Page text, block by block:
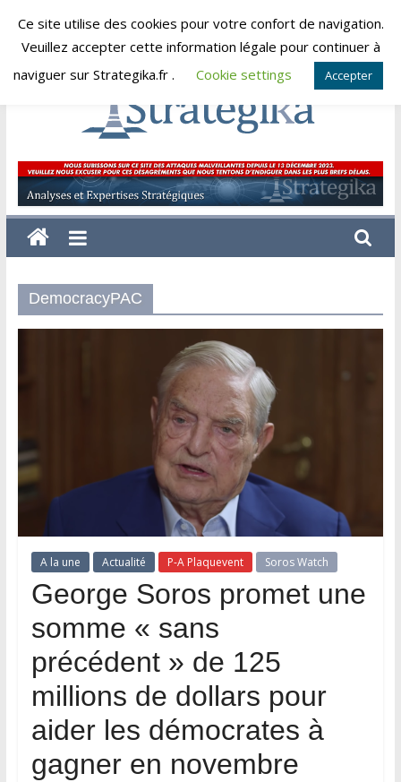
Skip
samedi, août 8, 2026
Strategika
Expertise
et
Analyses
DemocracyPAC
A la une Actualité P-A Plaquevent Soros Watch
George Soros promet une
somme « sans
précédent » de 125
millions de dollars pour
aider les démocrates à
gagner en novembre
Ce site utilise des cookies pour votre confort de navigation.
Veuillez accepter cette information légale pour continuer à
naviguer sur Strategika.fr .
Cookie settings Accepter